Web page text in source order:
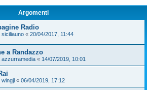
Argomenti
Radio
siciliauno « 20/04/2017, 11:44
a Randazzo
azzurramedia « 14/07/2019, 10:01
wingjl « 06/04/2019, 17:12